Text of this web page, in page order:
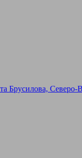
Брусилова, Северо-